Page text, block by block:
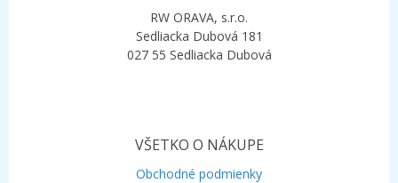
RW ORAVA, s.r.o.
Sedliacka Dubová 181
027 55 Sedliacka Dubová
VŠETKO O NÁKUPE
Obchodné podmienky